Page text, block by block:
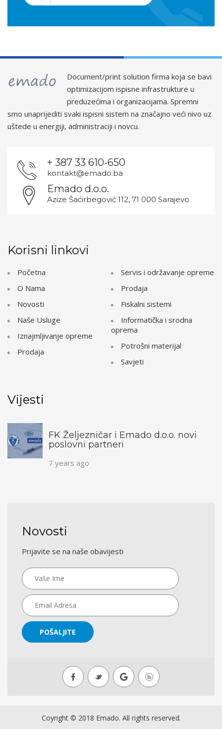
Document/print solution firma koja se bavi
optimizacijom ispisne infrastrukture u
preduzećima i organizacijama. Spremni
smo unaprijediti svaki ispisni sistem na značajno veći nivo uz
uštede u energiji, administraciji i novcu.
+ 387 33 610-650
kontakt@emado.ba
Emado d.o.o.
Azize Šaćirbegović 112, 71 000 Sarajevo
Korisni linkovi
Početna
O Nama
Novosti
Naše Usluge
Iznajmljivanje opreme
Prodaja
Servis i održavanje opreme
Prodaja
Fiskalni sistemi
Informatička i srodna
oprema
Potrošni materijal
Savjeti
Vijesti
FK Željezničar i Emado d.o.o. novi
poslovni partneri
7 years ago
Novosti
Prijavite se na naše obavijesti
POŠALJITE
Coyright © 2018 Emado. All rights reserved.